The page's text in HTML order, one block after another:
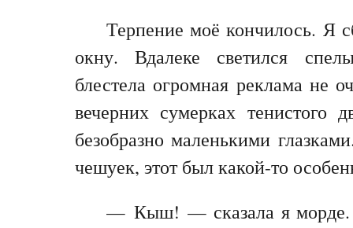
Терпение моё кончилось. Я
окну. Вдалеке светился
блестела огромная реклама не
вечерних сумерках тенистого
безобразно маленькими
чешуек, этот был какой-то
— Кыш! — сказала я морде.